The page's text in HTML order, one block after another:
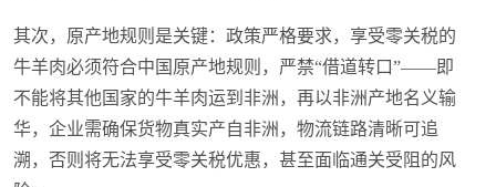
其次，原产地规则是关键：政策严格要求，享受零关税的
牛羊肉必须符合中国原产地规则，严禁“借道转口”——即
不能将其他国家的牛羊肉运到非洲，再以非洲产地名义输
华，企业需确保货物真实产自非洲，物流链路清晰可追
溯，否则将无法享受零关税优惠，甚至面临通关受阻的风